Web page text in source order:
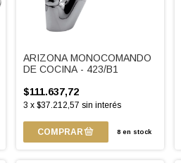
ARIZONA MONOCOMANDO
DE COCINA - 423/B1
$111.637,72
3 x $37.212,57 sin interés
8en stock